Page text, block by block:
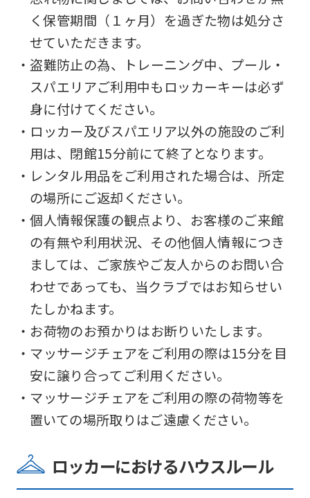
く保管期間（１ヶ月）を過ぎた物は処分さ
せていただきます。
・盗難防止の為、トレーニング中、プール・
スパエリアご利用中もロッカーキーは必ず
身に付けてください。
・ロッカー及びスパエリア以外の施設のご利
用は、閉館15分前にて終了となります。
・レンタル用品をご利用された場合は、所定
の場所にご返却ください。
・個人情報保護の観点より、お客様のご来館
の有無や利用状況、その他個人情報につき
ましては、ご家族やご友人からのお問い合
わせであっても、当クラブではお知らせい
たしかねます。
・お荷物のお預かりはお断りいたします。
・マッサージチェアをご利用の際は15分を目
安に譲り合ってご利用ください。
・マッサージチェアをご利用の際の荷物等を
置いての場所取りはご遠慮ください。
ロッカーにおけるハウスルール